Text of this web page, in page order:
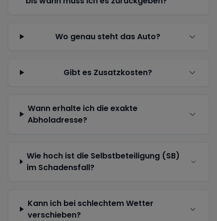
Wo genau steht das Auto?
Gibt es Zusatzkosten?
Wann erhalte ich die exakte
Abholadresse?
Wie hoch ist die Selbstbeteiligung (SB)
im Schadensfall?
Kann ich bei schlechtem Wetter
verschieben?